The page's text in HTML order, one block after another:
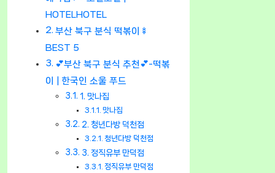
HOTELHOTEL
부산 북구 분식 떡볶이🍢
BEST 5
💕부산 북구 분식 추천💕-떡볶
이 | 한국인 소울 푸드
1. 맛나집
맛나집
2. 청년다방 덕천점
청년다방 덕천점
3. 정직유부 만덕점
정직유부 만덕점